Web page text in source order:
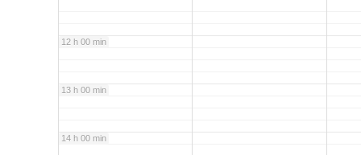
12 h 00 min
13 h 00 min
14 h 00 min